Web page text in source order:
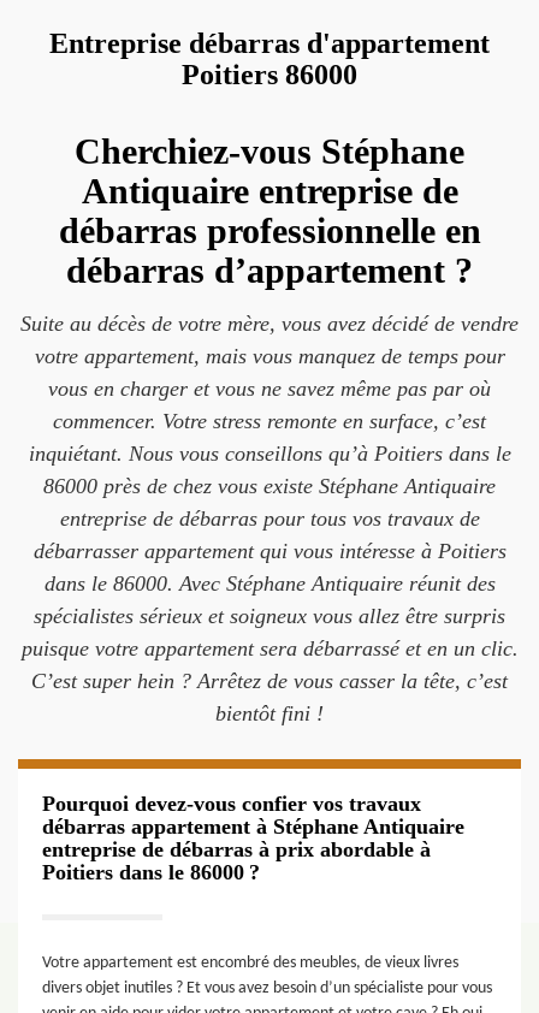
Entreprise débarras d'appartement
Poitiers 86000
Cherchiez-vous Stéphane
Antiquaire entreprise de
débarras professionnelle en
débarras d’appartement ?
Suite au décès de votre mère, vous avez décidé de vendre
votre appartement, mais vous manquez de temps pour
vous en charger et vous ne savez même pas par où
commencer. Votre stress remonte en surface, c’est
inquiétant. Nous vous conseillons qu’à Poitiers dans le
86000 près de chez vous existe Stéphane Antiquaire
entreprise de débarras pour tous vos travaux de
débarrasser appartement qui vous intéresse à Poitiers
dans le 86000. Avec Stéphane Antiquaire réunit des
spécialistes sérieux et soigneux vous allez être surpris
puisque votre appartement sera débarrassé et en un clic.
C’est super hein ? Arrêtez de vous casser la tête, c’est
bientôt fini !
Pourquoi devez-vous confier vos travaux
débarras appartement à Stéphane Antiquaire
entreprise de débarras à prix abordable à
Poitiers dans le 86000 ?
Votre appartement est encombré des meubles, de vieux livres
divers objet inutiles ? Et vous avez besoin d’un spécialiste pour vous